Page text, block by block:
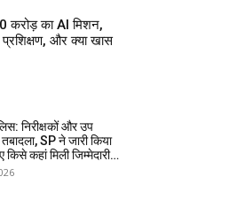
करोड़ का AI मिशन,
प्रशिक्षण, और क्या खास
निरीक्षकों और उप
तबादला, SP ने जारी किया
कहां मिली जिम्मेदारी…